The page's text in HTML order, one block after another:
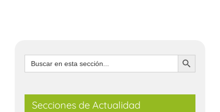
Buscar: Botón de búsqueda
Secciones de Actualidad